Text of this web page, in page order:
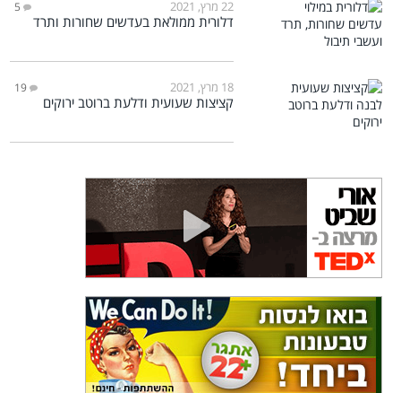
22 מרץ, 2021 5
דלורית ממולאת בעדשים שחורות ותרד
18 מרץ, 2021 19
קציצות שעועית ודלעת ברוטב ירוקים